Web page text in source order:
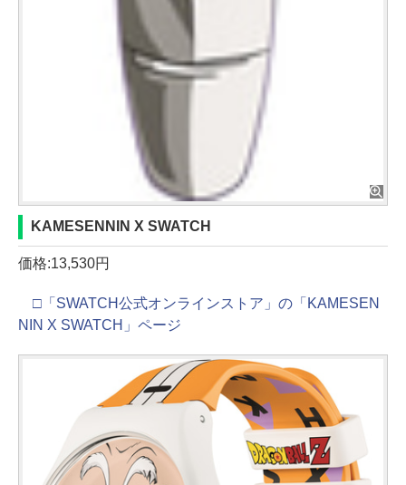
KAMESENNIN X SWATCH
価格:13,530円
□「SWATCH公式オンラインストア」の「KAMESEN
NIN X SWATCH」ページ